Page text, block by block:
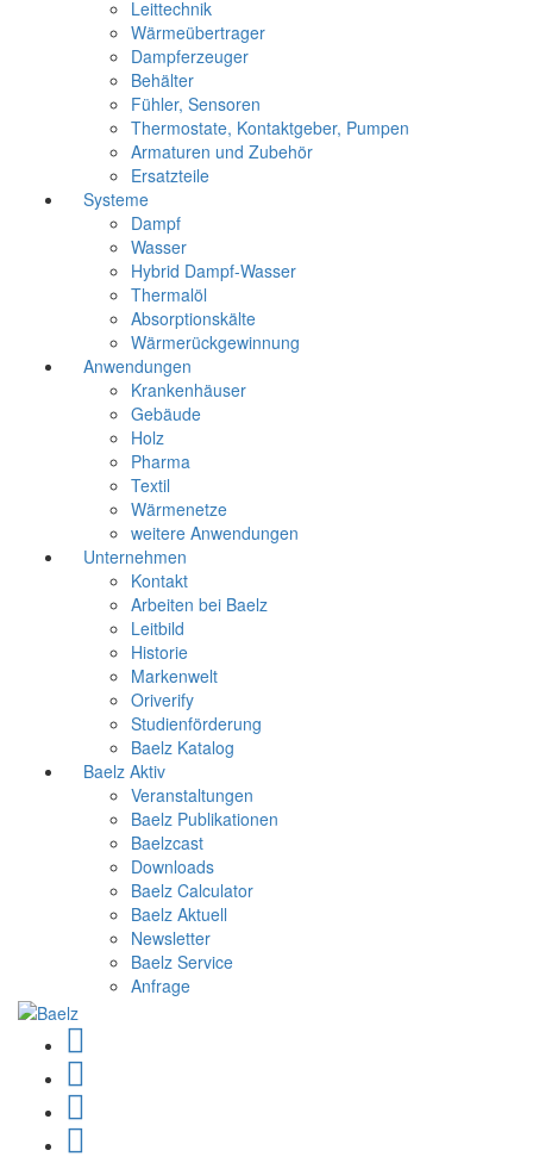
Leittechnik
Wärmeübertrager
Dampferzeuger
Behälter
Fühler, Sensoren
Thermostate, Kontaktgeber, Pumpen
Armaturen und Zubehör
Ersatzteile
Systeme
Dampf
Wasser
Hybrid Dampf-Wasser
Thermalöl
Absorptionskälte
Wärmerückgewinnung
Anwendungen
Krankenhäuser
Gebäude
Holz
Pharma
Textil
Wärmenetze
weitere Anwendungen
Unternehmen
Kontakt
Arbeiten bei Baelz
Leitbild
Historie
Markenwelt
Oriverify
Studienförderung
Baelz Katalog
Baelz Aktiv
Veranstaltungen
Baelz Publikationen
Baelzcast
Downloads
Baelz Calculator
Baelz Aktuell
Newsletter
Baelz Service
Anfrage